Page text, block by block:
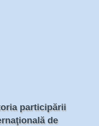
participării
de